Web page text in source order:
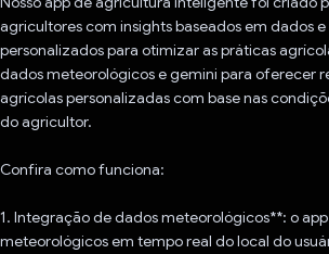
agricultores com insights baseados em dados e
personalizados para otimizar as práticas
dados meteorológicos e gemini para oferecer
agrícolas personalizadas com base nas
do agricultor.
Confira como funciona:
1. Integração de dados meteorológicos**: o
meteorológicos em tempo real do local do